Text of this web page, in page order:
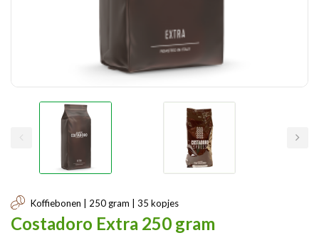
Koffiebonen | 250 gram | 35 kopjes
Costadoro Extra 250 gram